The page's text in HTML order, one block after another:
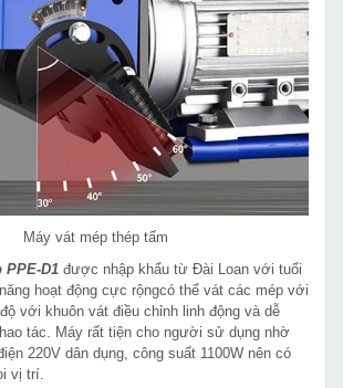
Máy vát mép thép tấm
PPE-D1 được nhập khẩu từ Đài Loan với tuổi
hoạt động cực rộngcó thể vát các mép với
với khuôn vát điều chỉnh linh động và dễ
tác. Máy rất tiện cho người sử dụng nhờ
220V dân dụng, công suất 1100W nên có
vị trí.